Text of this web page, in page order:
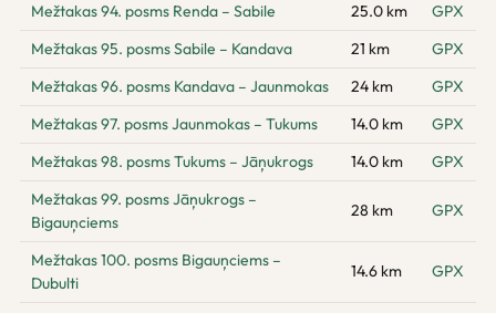
Mežtakas 94. posms Renda – Sabile
25.0 km
GPX
Mežtakas 95. posms Sabile – Kandava
21 km
GPX
Mežtakas 96. posms Kandava – Jaunmokas
24 km
GPX
Mežtakas 97. posms Jaunmokas – Tukums
14.0 km
GPX
Mežtakas 98. posms Tukums – Jāņukrogs
14.0 km
GPX
Mežtakas 99. posms Jāņukrogs –
Bigauņciems
28 km GPX
Mežtakas 100. posms Bigauņciems –
Dubulti
14.6 km GPX